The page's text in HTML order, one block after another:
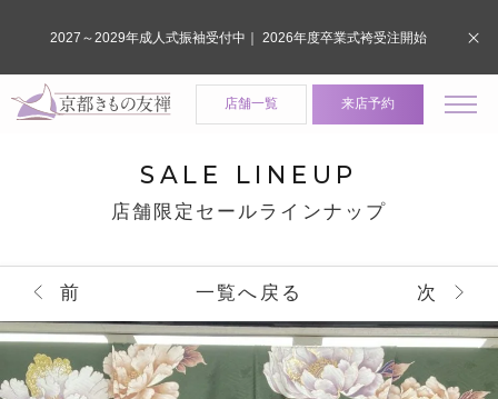
店舗一覧 来店予約
SALE LINEUP
店舗限定セールラインナップ
前 一覧へ戻る 次
2027～2029年成人式振袖受付中｜ 2026年度卒業式袴受注開始